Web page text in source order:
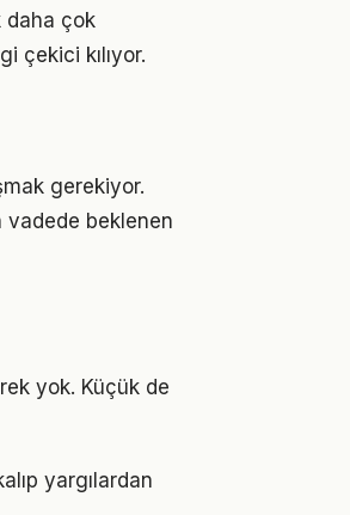
daha çok
çekici kılıyor.
gerekiyor.
vadede beklenen
yok. Küçük de
yargılardan